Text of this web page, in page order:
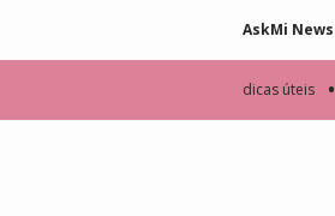
AskMi News
dicas úteis •